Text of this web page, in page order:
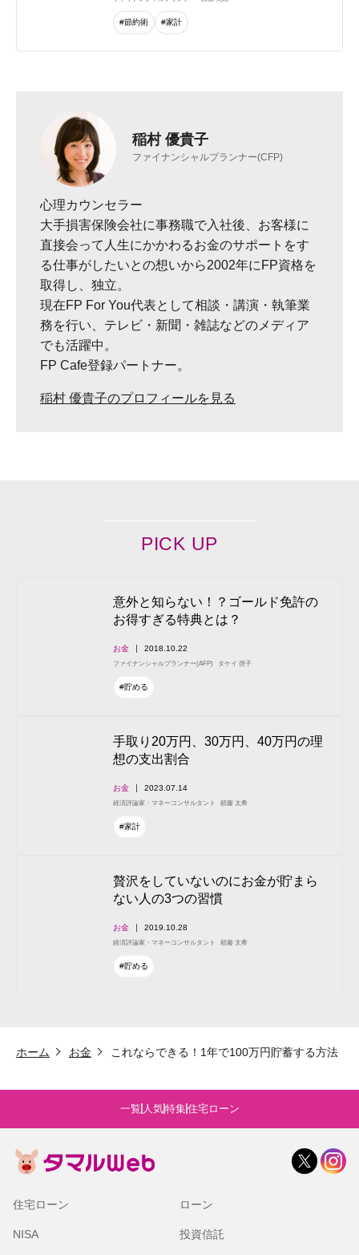
一覧 人気特集住宅ローン
#節約術 #家計
稲村 優貴子
ファイナンシャルプランナー(CFP)
心理カウンセラー
大手損害保険会社に事務職で入社後、お客様に
直接会って人生にかかわるお金のサポートをす
る仕事がしたいとの想いから2002年にFP資格を
取得し、独立。
現在FP For You代表として相談・講演・執筆業
務を行い、テレビ・新聞・雑誌などのメディア
でも活躍中。
FP Cafe登録パートナー。
稲村 優貴子のプロフィールを見る
PICK UP
意外と知らない！？ゴールド免許の
お得すぎる特典とは？
お金 2018.10.22
ファイナンシャルプランナー(AFP) タケイ 啓子
#貯める
手取り20万円、30万円、40万円の理
想の支出割合
お金 2023.07.14
経済評論家・マネーコンサルタント 頼藤 太希
#家計
贅沢をしていないのにお金が貯まら
ない人の3つの習慣
お金 2019.10.28
経済評論家・マネーコンサルタント 頼藤 太希
#貯める
ホーム お金 これならできる！1年で100万円貯蓄する方法
住宅ローン ローン
NISA 投資信託